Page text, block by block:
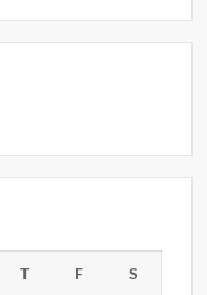
T F S